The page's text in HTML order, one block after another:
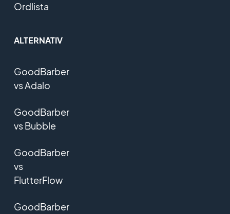
Ordlista
ALTERNATIV
GoodBarber
vs Adalo
GoodBarber
vs Bubble
GoodBarber
vs
FlutterFlow
GoodBarber